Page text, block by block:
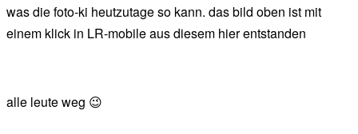
was die foto-ki heutzutage so kann. das bild oben ist mit
einem klick in LR-mobile aus diesem hier entstanden
alle leute weg 😉